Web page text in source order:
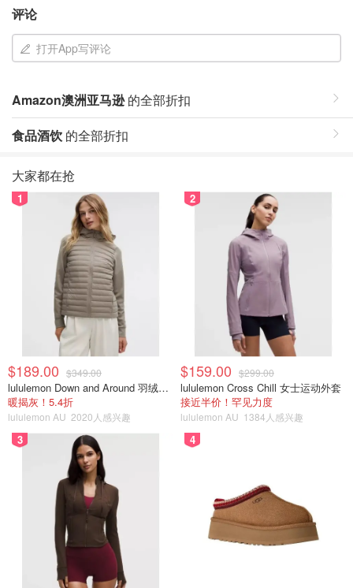
评论
打开App写评论
Amazon澳洲亚马逊的全部折扣
食品酒饮 的全部折扣
大家都在抢
1
$189.00 $349.00
lululemon Down and Around 羽绒夹克
暖揭灰！5.4折
lululemon AU 2020人感兴趣
2
$159.00 $299.00
lululemon Cross Chill 女士运动外套
接近半价！罕见力度
lululemon AU 1384人感兴趣
3 4